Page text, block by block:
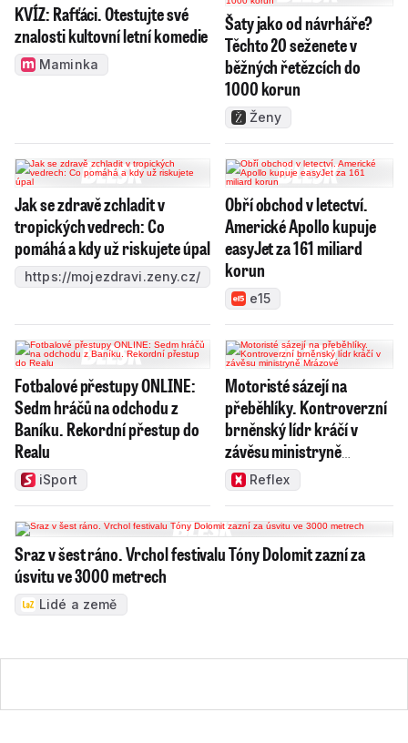
KVÍZ: Rafťáci. Otestujte své
znalosti kultovní letní komedie
Maminka
Šaty jako od návrháře?
Těchto 20 seženete v
běžných řetězcích do
1000 korun
Ženy
Jak se zdravě zchladit v
tropických vedrech: Co
pomáhá a kdy už riskujete úpal
https://mojezdravi.zeny.cz/
Obří obchod v letectví.
Americké Apollo kupuje
easyJet za 161 miliard
korun
e15
Fotbalové přestupy ONLINE:
Sedm hráčů na odchodu z
Baníku. Rekordní přestup do
Realu
iSport
Motoristé sázejí na
přeběhlíky. Kontroverzní
brněnský lídr kráčí v
závěsu ministryně
Mrázové
Reflex
Sraz v šest ráno. Vrchol festivalu Tóny Dolomit zazní za
úsvitu ve 3000 metrech
Lidé a země